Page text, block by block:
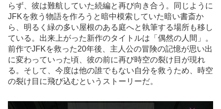
らず、彼は難航していた続編と再び向き合う。同じように
JFKを救う物語を作ろうと暗中模索していた暗い書斎か
ら、明るく緑の多い屋根のある庭へと執筆する場所も移し
ている。出来上がった新作のタイトルは「偶然の人間」。
前作でJFKを救った20年後、主人公の冒険の記憶が思い出
に変わっていった頃、彼の前に再び時空の裂け目が現れ
る。そして、今度は他の誰でもない自分を救うため、時空
の裂け目に飛び込むというストーリーだ。